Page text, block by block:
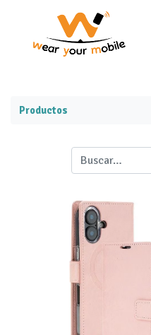
Productos